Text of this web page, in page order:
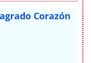
Corazón